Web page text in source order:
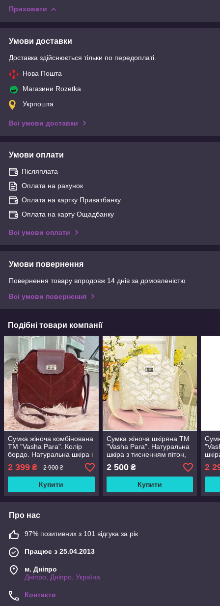
Приховати
Умови доставки
Доставка здійснюється тільки по передоплаті.
Нова Пошта
Магазини Rozetka
Укрпошта
Всі умови доставки
Умови оплати
Післяплата
Оплата на рахунок
Оплата на картку Приватбанку
Оплата на карту Ощадбанку
Всі умови оплати
Умови повернення
Повернення товару впродовж 14 днів за домовленістю
Всі умови повернення
Подібні товари компанії
Сумка жіноча комбінована
ТМ "Vasha Para". Колір
бордо. Натуральна шкіра і
2 399 ₴ 2 900 ₴
Купити
Сумка жіноча шкіряна ТМ
"Vasha Para". Натуральна
шкіра з тисненням пітон,
2 500₴
Купити
2
Про нас
97% позитивних з 101 відгука за рік
Працює з 25.04.2013
м. Дніпро
Дніпро, Дніпро, Україна
Контакти